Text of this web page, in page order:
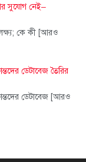
সুযোগ নেই–
কে কী [আরও
ডেটাবেজ তৈরির
ডেটাবেজ [আরও